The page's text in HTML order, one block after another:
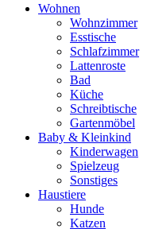
Wohnen
Wohnzimmer
Esstische
Schlafzimmer
Lattenroste
Bad
Küche
Schreibtische
Gartenmöbel
Baby & Kleinkind
Kinderwagen
Spielzeug
Sonstiges
Haustiere
Hunde
Katzen